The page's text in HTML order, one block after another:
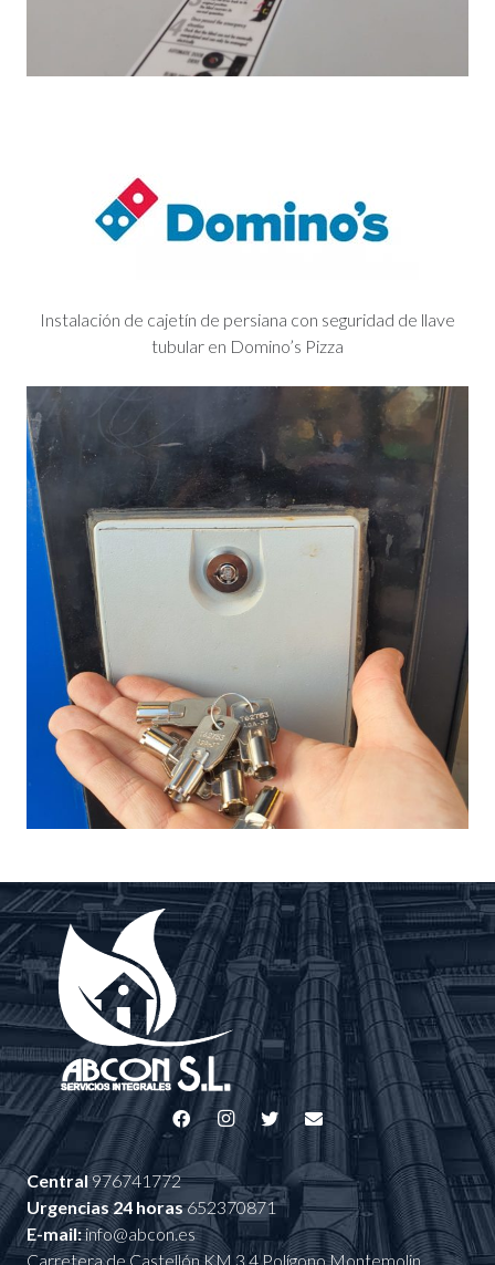
Instalación de cajetín de persiana con seguridad de llave
tubular en Domino’s Pizza
Central976741772
Urgencias 24 horas652370871
E-mail:info@abcon.es
Carretera de Castellón KM 3,4 Polígono Montemolin